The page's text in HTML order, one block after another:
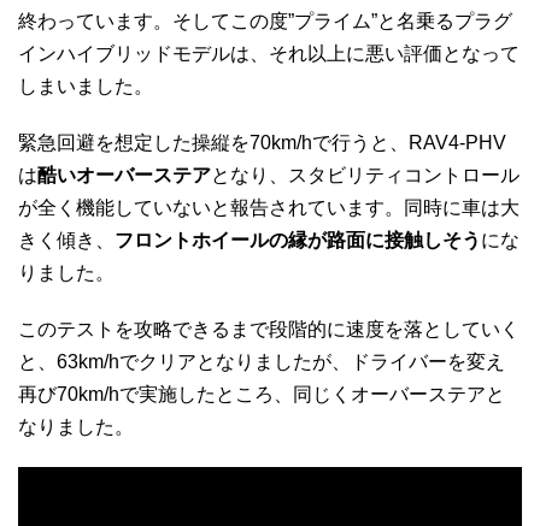
終わっています。そしてこの度”プライム”と名乗るプラグ
インハイブリッドモデルは、それ以上に悪い評価となって
しまいました。
緊急回避を想定した操縦を70km/hで行うと、RAV4-PHV
は酷いオーバーステアとなり、スタビリティコントロール
が全く機能していないと報告されています。同時に車は大
きく傾き、 フロントホイールの縁が路面に接触しそう にな
りました。
このテストを攻略できるまで段階的に速度を落としていく
と、63km/hでクリアとなりましたが、ドライバーを変え
再び70km/hで実施したところ、同じくオーバーステアと
なりました。